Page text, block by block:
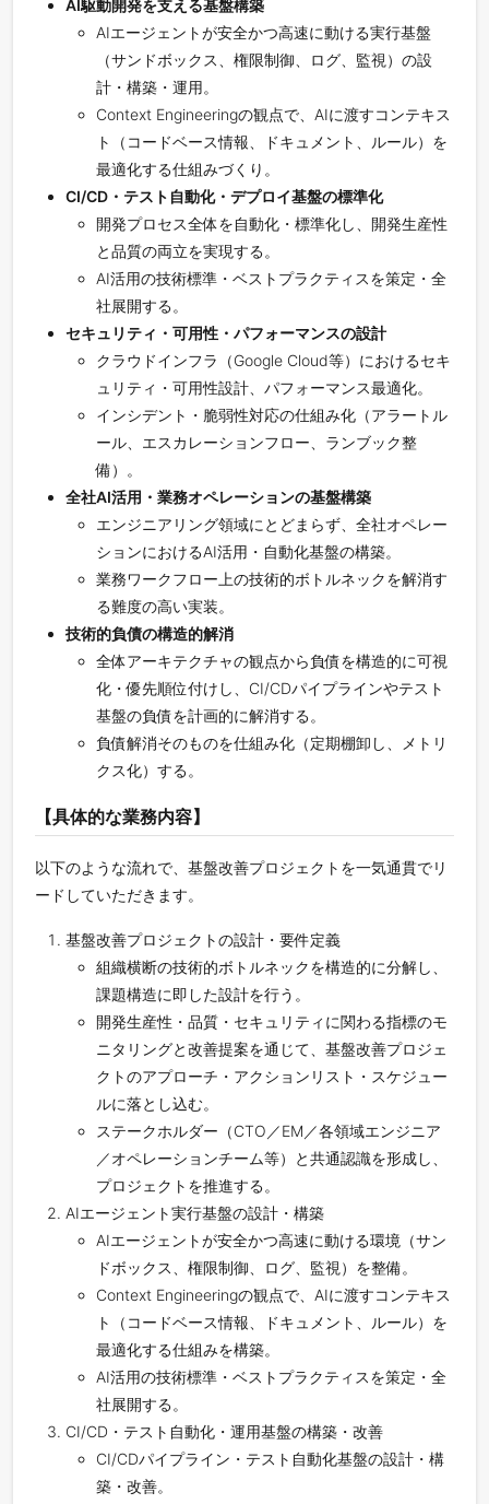
AI駆動開発を支える基盤構築
AIエージェントが安全かつ高速に動ける実行基盤
（サンドボックス、権限制御、ログ、監視）の設
計・構築・運用。
Context Engineeringの観点で、AIに渡すコンテキス
ト（コードベース情報、ドキュメント、ルール）を
最適化する仕組みづくり。
CI/CD・テスト自動化・デプロイ基盤の標準化
開発プロセス全体を自動化・標準化し、開発生産性
と品質の両立を実現する。
AI活用の技術標準・ベストプラクティスを策定・全
社展開する。
セキュリティ・可用性・パフォーマンスの設計
クラウドインフラ（Google Cloud等）におけるセキ
ュリティ・可用性設計、パフォーマンス最適化。
インシデント・脆弱性対応の仕組み化（アラートル
ール、エスカレーションフロー、ランブック整
備）。
全社AI活用・業務オペレーションの基盤構築
エンジニアリング領域にとどまらず、全社オペレー
ションにおけるAI活用・自動化基盤の構築。
業務ワークフロー上の技術的ボトルネックを解消す
る難度の高い実装。
技術的負債の構造的解消
全体アーキテクチャの観点から負債を構造的に可視
化・優先順位付けし、CI/CDパイプラインやテスト
基盤の負債を計画的に解消する。
負債解消そのものを仕組み化（定期棚卸し、メトリ
クス化）する。
【具体的な業務内容】
以下のような流れで、基盤改善プロジェクトを一気通貫でリ
ードしていただきます。
基盤改善プロジェクトの設計・要件定義
組織横断の技術的ボトルネックを構造的に分解し、
課題構造に即した設計を行う。
開発生産性・品質・セキュリティに関わる指標のモ
ニタリングと改善提案を通じて、基盤改善プロジェ
クトのアプローチ・アクションリスト・スケジュー
ルに落とし込む。
ステークホルダー（CTO／EM／各領域エンジニア
／オペレーションチーム等）と共通認識を形成し、
プロジェクトを推進する。
AIエージェント実行基盤の設計・構築
AIエージェントが安全かつ高速に動ける環境（サン
ドボックス、権限制御、ログ、監視）を整備。
Context Engineeringの観点で、AIに渡すコンテキス
ト（コードベース情報、ドキュメント、ルール）を
最適化する仕組みを構築。
AI活用の技術標準・ベストプラクティスを策定・全
社展開する。
CI/CD・テスト自動化・運用基盤の構築・改善
CI/CDパイプライン・テスト自動化基盤の設計・構
築・改善。